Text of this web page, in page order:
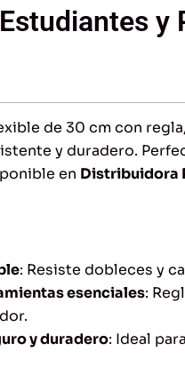
y
de 30 cm con
y duradero.
en Distribuidora
: Resiste dobleces y
esenciales:
y duradero: Ideal